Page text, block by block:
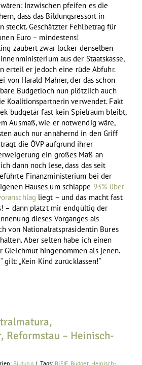
Inzwischen pfeifen es die
dass das Bildungsressort in
steckt. Geschätzter Fehlbetrag für
Euro – mindestens!
zaubert zwar locker denselben
aus der Staatskasse,
erteil er jedoch eine rüde Abfuhr.
von Harald Mahrer, der das schon
Budgetloch nun plötzlich auch
Koalitionspartnerin verwendet. Fakt
budgetär fast kein Spielraum bleibt,
Ausmaß, wie er notwendig wäre,
auch nur annähernd in den Griff
die ÖVP aufgrund ihrer
ein großes Maß an
dann noch lese, dass das seit
Finanzministerium bei der
Hauses um schlappe 93% über
liegt – und das macht fast
– dann platzt mir endgültig der
dieses Vorganges als
von Nationalratspräsidentin Bures
Aber selten habe ich einen
Gleichmut hingenommen als jenen.
“ gilt: „Kein Kind zurücklassen!“
Reformstau – Heinisch-
Bildung | Tags: BIFIE, Budget, Heinisch-